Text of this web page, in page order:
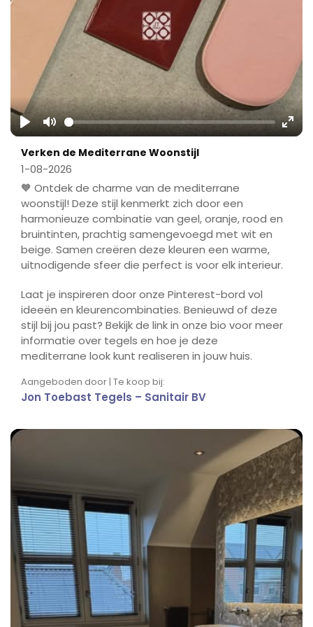
Play Mute
Verken de Mediterrane Woonstijl
1-08-2026
🧡 Ontdek de charme van de mediterrane
woonstijl! Deze stijl kenmerkt zich door een
harmonieuze combinatie van geel, oranje, rood en
bruintinten, prachtig samengevoegd met wit en
beige. Samen creëren deze kleuren een warme,
uitnodigende sfeer die perfect is voor elk interieur.
Laat je inspireren door onze Pinterest-bord vol
ideeën en kleurencombinaties. Benieuwd of deze
stijl bij jou past? Bekijk de link in onze bio voor meer
informatie over tegels en hoe je deze
mediterrane look kunt realiseren in jouw huis.
Aangeboden door | Te koop bij:
Jon Toebast Tegels – Sanitair BV